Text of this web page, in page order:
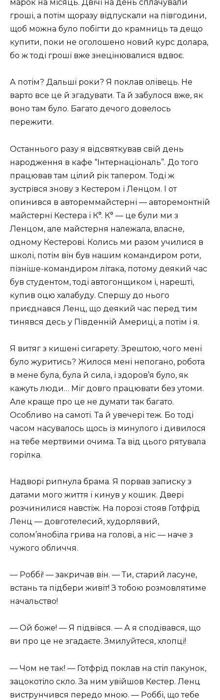
марок на місяць. Двічі на день сплачували
гроші, а потім щоразу відпускали на півгодини,
щоб можна було побігти до крамниць та дещо
купити, поки не оголошено новий курс долара,
бо ж тоді гроші вже знецінювалися вдвоє.
А потім? Дальші роки? Я поклав олівець. Не
варто все це й згадувати. Та й забулося вже, як
воно там було. Багато дечого довелось
пережити.
Останнього разу я відсвяткував свій день
народження в кафе “Інтернаціональ”. До того
працював там цілий рік тапером. Тоді ж
зустрівся знову з Кестером і Ленцом. І от
опинився в автореммайстерні — авторемонтній
майстерні Кестера і К°. К° — це були ми з
Ленцом, але майстерня належала, власне,
одному Кестерові. Колись ми разом училися в
школі, потім він був нашим командиром роти,
пізніше-командиром літака, потому деякий час
був студентом, тоді автогонщиком і, нарешті,
купив оцю халабуду. Спершу до нього
приєднався Ленц, що деякий час перед тим
тинявся десь у Південній Америці, а потім і я.
Я витяг з кишені сигарету. Зрештою, чого мені
було журитись? Жилося мені непогано, робота
в мене була, була й сила, і здоров’я було, як
кажуть люди… Міг довго працювати без утоми.
Але краще про це не думати так багато.
Особливо на самоті. Та й увечері теж. Бо тоді
часом насувалось щось із минулого і дивилося
на тебе мертвими очима. Та від цього рятувала
горілка.
Надворі рипнула брама. Я порвав записку з
датами мого життя і кинув у кошик. Двері
розчинилися навстіж. На порозі стояв Готфрід
Ленц — довготелесий, худорлявий,
солом’янобіла грива на голові, а ніс — наче з
чужого обличчя.
— Роббі! — закричав він. — Ти, старий ласуне,
встань та підбери живіт! З тобою розмовлятиме
начальство!
— Ой боже! — Я підвівся. — А я сподівався, що
ви про це не згадаєте. Змилуйтеся, хлопці!
— Чом не так! — Готфрід поклав на стіл пакунок,
зацокотіло скло. За ним увійшов Кестер. Ленц
виструнчився передо мною. — Роббі, що тебе